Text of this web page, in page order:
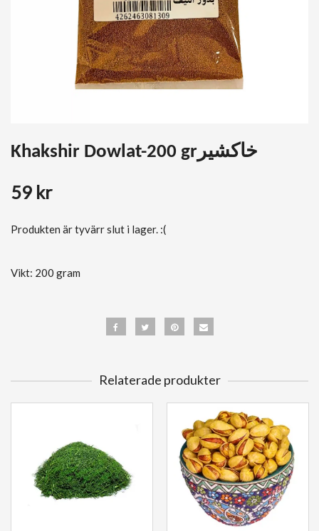
Khakshir Dowlat-200 grخاکشیر
59 kr
Produkten är tyvärr slut i lager. :(
Vikt: 200 gram
Relaterade produkter